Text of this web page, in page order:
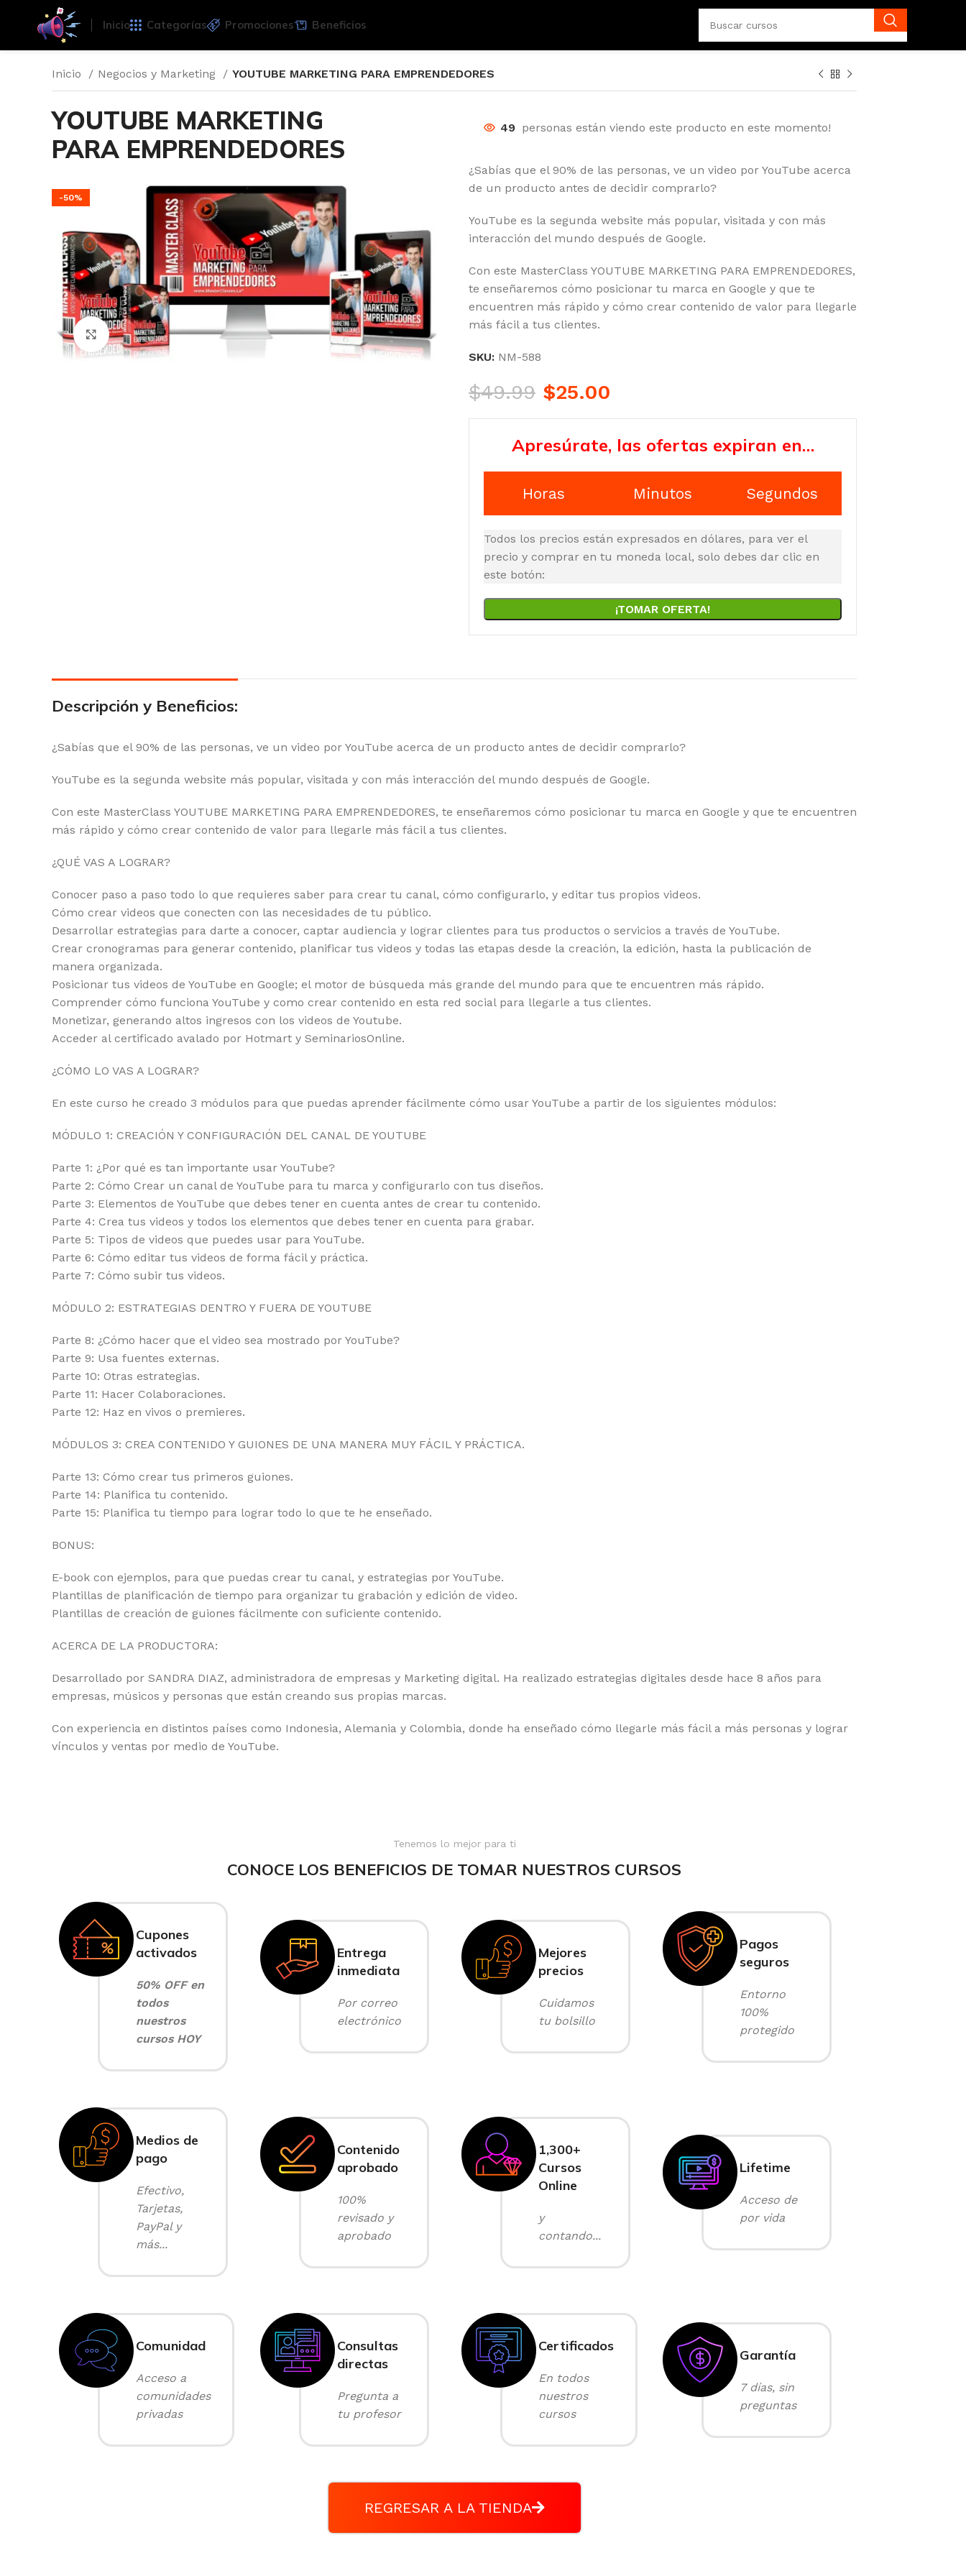
Inicio Categorías Promociones Beneficios
Inicio Negocios y Marketing YOUTUBE MARKETING PARA EMPRENDEDORES
YOUTUBE MARKETING
PARA EMPRENDEDORES
-50%
Click para agrandar
49 personas están viendo este producto en este momento!
¿Sabías que el 90% de las personas, ve un video por YouTube acerca
de un producto antes de decidir comprarlo?
YouTube es la segunda website más popular, visitada y con más
interacción del mundo después de Google.
Con este MasterClass YOUTUBE MARKETING PARA EMPRENDEDORES,
te enseñaremos cómo posicionar tu marca en Google y que te
encuentren más rápido y cómo crear contenido de valor para llegarle
más fácil a tus clientes.
SKU: NM-588
$49.99 $25.00
Apresúrate, las ofertas expiran en…
Horas Minutos Segundos
Todos los precios están expresados en dólares, para ver el
precio y comprar en tu moneda local, solo debes dar clic en
este botón:
¡TOMAR OFERTA!
Descripción y Beneficios:
¿Sabías que el 90% de las personas, ve un video por YouTube acerca de un producto antes de decidir comprarlo?
YouTube es la segunda website más popular, visitada y con más interacción del mundo después de Google.
Con este MasterClass YOUTUBE MARKETING PARA EMPRENDEDORES, te enseñaremos cómo posicionar tu marca en Google y que te encuentren
más rápido y cómo crear contenido de valor para llegarle más fácil a tus clientes.
¿QUÉ VAS A LOGRAR?
Conocer paso a paso todo lo que requieres saber para crear tu canal, cómo configurarlo, y editar tus propios videos.
Cómo crear videos que conecten con las necesidades de tu público.
Desarrollar estrategias para darte a conocer, captar audiencia y lograr clientes para tus productos o servicios a través de YouTube.
Crear cronogramas para generar contenido, planificar tus videos y todas las etapas desde la creación, la edición, hasta la publicación de
manera organizada.
Posicionar tus videos de YouTube en Google; el motor de búsqueda más grande del mundo para que te encuentren más rápido.
Comprender cómo funciona YouTube y como crear contenido en esta red social para llegarle a tus clientes.
Monetizar, generando altos ingresos con los videos de Youtube.
Acceder al certificado avalado por Hotmart y SeminariosOnline.
¿CÓMO LO VAS A LOGRAR?
En este curso he creado 3 módulos para que puedas aprender fácilmente cómo usar YouTube a partir de los siguientes módulos:
MÓDULO 1: CREACIÓN Y CONFIGURACIÓN DEL CANAL DE YOUTUBE
Parte 1: ¿Por qué es tan importante usar YouTube?
Parte 2: Cómo Crear un canal de YouTube para tu marca y configurarlo con tus diseños.
Parte 3: Elementos de YouTube que debes tener en cuenta antes de crear tu contenido.
Parte 4: Crea tus videos y todos los elementos que debes tener en cuenta para grabar.
Parte 5: Tipos de videos que puedes usar para YouTube.
Parte 6: Cómo editar tus videos de forma fácil y práctica.
Parte 7: Cómo subir tus videos.
MÓDULO 2: ESTRATEGIAS DENTRO Y FUERA DE YOUTUBE
Parte 8: ¿Cómo hacer que el video sea mostrado por YouTube?
Parte 9: Usa fuentes externas.
Parte 10: Otras estrategias.
Parte 11: Hacer Colaboraciones.
Parte 12: Haz en vivos o premieres.
MÓDULOS 3: CREA CONTENIDO Y GUIONES DE UNA MANERA MUY FÁCIL Y PRÁCTICA.
Parte 13: Cómo crear tus primeros guiones.
Parte 14: Planifica tu contenido.
Parte 15: Planifica tu tiempo para lograr todo lo que te he enseñado.
BONUS:
E-book con ejemplos, para que puedas crear tu canal, y estrategias por YouTube.
Plantillas de planificación de tiempo para organizar tu grabación y edición de video.
Plantillas de creación de guiones fácilmente con suficiente contenido.
ACERCA DE LA PRODUCTORA:
Desarrollado por SANDRA DIAZ, administradora de empresas y Marketing digital. Ha realizado estrategias digitales desde hace 8 años para
empresas, músicos y personas que están creando sus propias marcas.
Con experiencia en distintos países como Indonesia, Alemania y Colombia, donde ha enseñado cómo llegarle más fácil a más personas y lograr
vínculos y ventas por medio de YouTube.
Tenemos lo mejor para ti
CONOCE LOS BENEFICIOS DE TOMAR NUESTROS CURSOS
Cupones
activados
50% OFF en
todos
nuestros
cursos HOY
Entrega
inmediata
Por correo
electrónico
Mejores
precios
Cuidamos
tu bolsillo
Pagos
seguros
Entorno
100%
protegido
Medios de
pago
Efectivo,
Tarjetas,
PayPal y
más...
Contenido
aprobado
100%
revisado y
aprobado
1,300+
Cursos
Online
y
contando...
Lifetime
Acceso de
por vida
Comunidad
Acceso a
comunidades
privadas
Consultas
directas
Pregunta a
tu profesor
Certificados
En todos
nuestros
cursos
Garantía
7 días, sin
preguntas
REGRESAR A LA TIENDA